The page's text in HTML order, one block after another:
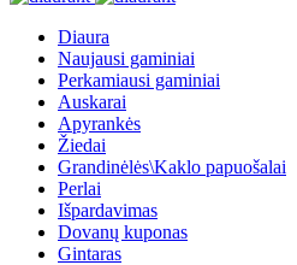
Diaura
Naujausi gaminiai
Perkamiausi gaminiai
Auskarai
Apyrankės
Žiedai
Grandinėlės\Kaklo papuošalai
Perlai
Išpardavimas
Dovanų kuponas
Gintaras